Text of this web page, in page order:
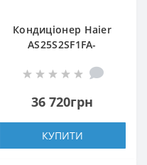
Кондиціонер Haier
AS25S2SF1FA-
36 720грн
КУПИТИ